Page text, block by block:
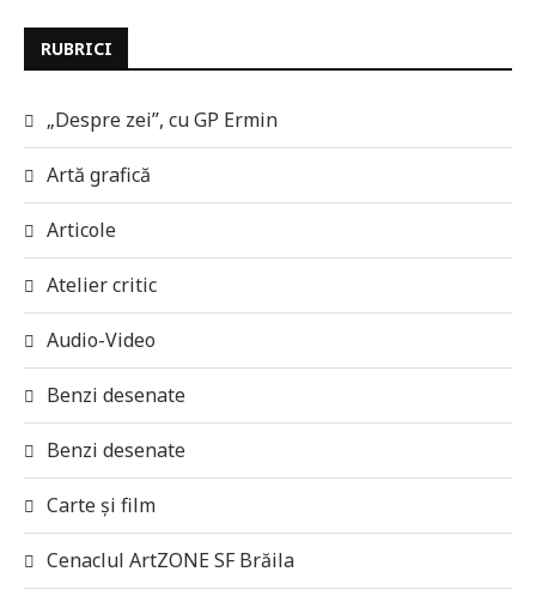
RUBRICI
„Despre zei”, cu GP Ermin
Artă grafică
Articole
Atelier critic
Audio-Video
Benzi desenate
Benzi desenate
Carte și film
Cenaclul ArtZONE SF Brăila